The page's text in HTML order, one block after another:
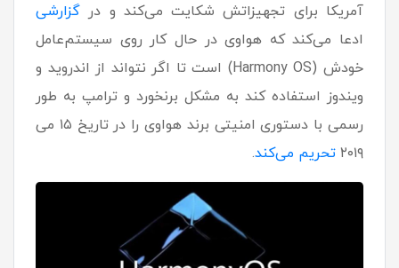
آمریکا برای تجهیزاتش شکایت می‌کند و در گزارشی
ادعا می‌کند که هواوی در حال کار روی سیستم‌عامل
خودش (Harmony OS) است تا اگر نتواند از اندروید و
ویندوز استفاده کند به مشکل برنخورد و ترامپ به طور
رسمی با دستوری امنیتی برند هواوی را در تاریخ ۱۵ می
۲۰۱۹ تحریم می‌کند.